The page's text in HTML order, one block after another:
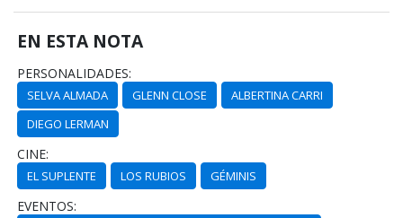
EN ESTA NOTA
PERSONALIDADES:
SELVA ALMADA GLENN CLOSE
ALBERTINA CARRI
DIEGO LERMAN
CINE:
EL SUPLENTE LOS RUBIOS GÉMINIS
EVENTOS: